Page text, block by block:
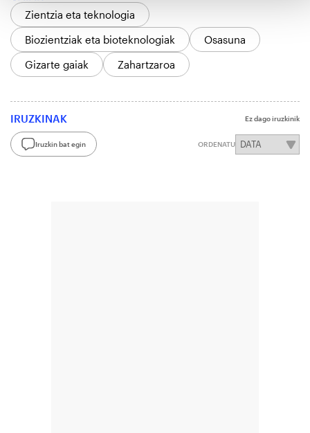
Zientzia eta teknologia
Biozientziak eta bioteknologiak
Osasuna
Gizarte gaiak
Zahartzaroa
IRUZKINAK Ez dago iruzkinik
Iruzkin bat egin ORDENATU